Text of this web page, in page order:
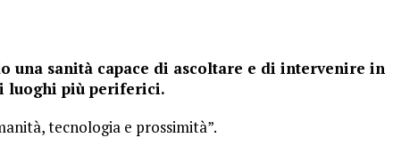
una sanità capace di ascoltare e di intervenire in
luoghi più periferici.
tecnologia e prossimità”.